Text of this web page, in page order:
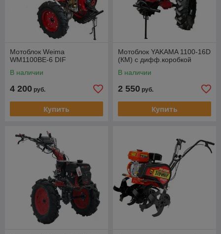
Мотоблок Weima
WM1100ВЕ-6 DIF
В наличии
4 200 руб.
Купить
Мотоблок YAKAMA 1100-16D
(КМ) с дифф.коробкой
В наличии
2 550 руб.
Купить